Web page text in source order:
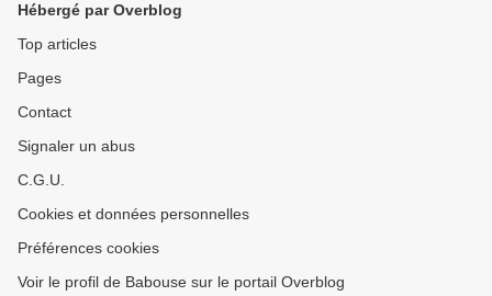
Hébergé par Overblog
Top articles
Pages
Contact
Signaler un abus
C.G.U.
Cookies et données personnelles
Préférences cookies
Voir le profil de Babouse sur le portail Overblog